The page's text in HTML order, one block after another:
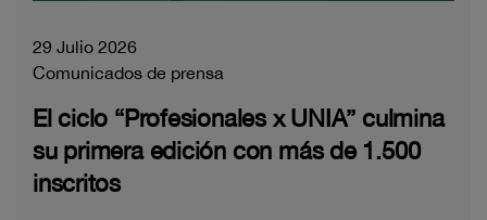
29 Julio 2026
Comunicados de prensa
El ciclo “Profesionales x UNIA” culmina
su primera edición con más de 1.500
inscritos